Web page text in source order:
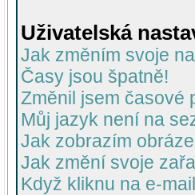
Uživatelská
Jak změním svoje
Časy jsou špatně!
Změnil jsem časové
Můj jazyk není na
Jak zobrazím
Jak změní svoje
Když kliknu na e-